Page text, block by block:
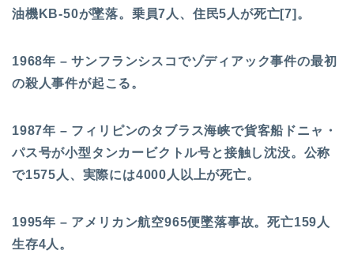
油機KB-50が墜落。乗員7人、住民5人が死亡[7]。
1968年 – サンフランシスコでゾディアック事件の最初
の殺人事件が起こる。
1987年 – フィリピンのタブラス海峡で貨客船ドニャ・
パス号が小型タンカービクトル号と接触し沈没。公称
で1575人、実際には4000人以上が死亡。
1995年 – アメリカン航空965便墜落事故。死亡159人
生存4人。